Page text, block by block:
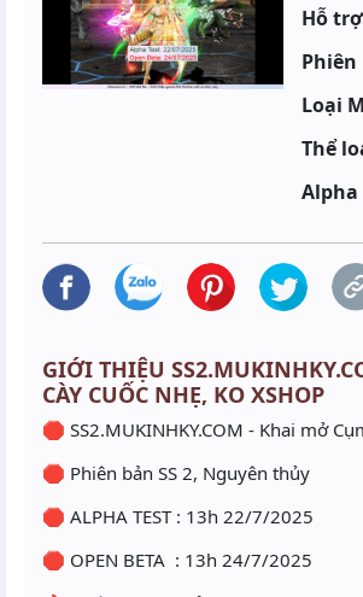
Hỗ
Phiên
Loại
Thể
Alpha
GIỚI THIỆU
CÀY CUỐC NHẸ, KO XSHOP
🛑 SS2.MUKINHKY.COM - Khai mở
🛑 Phiên bản SS 2, Nguyên thủy
🛑 ALPHA TEST : 13h 22/7/2025
🛑 OPEN BETA : 13h 24/7/2025